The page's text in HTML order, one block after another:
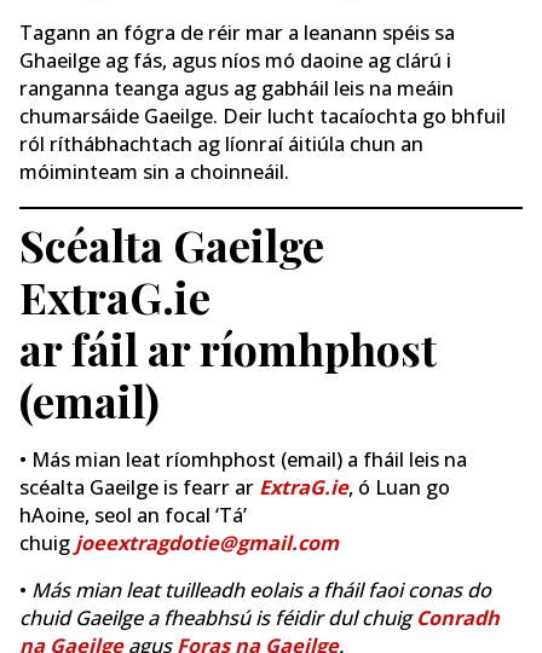
Tagann an fógra de réir mar a leanann spéis sa
Ghaeilge ag fás, agus níos mó daoine ag clárú i
ranganna teanga agus ag gabháil leis na meáin
chumarsáide Gaeilge. Deir lucht tacaíochta go bhfuil
ról ríthábhachtach ag líonraí áitiúla chun an
móiminteam sin a choinneáil.
Scéalta Gaeilge
ExtraG.ie
ar fáil ar ríomhphost
(email)
• Más mian leat ríomhphost (email) a fháil leis na
scéalta Gaeilge is fearr ar ExtraG.ie, ó Luan go
hAoine, seol an focal ‘Tá’
chuig joeextragdotie@gmail.com
• Más mian leat tuilleadh eolais a fháil faoi conas do
chuid Gaeilge a fheabhsú is féidir dul chuigConradh
na GaeilgeagusForas na Gaeilge.